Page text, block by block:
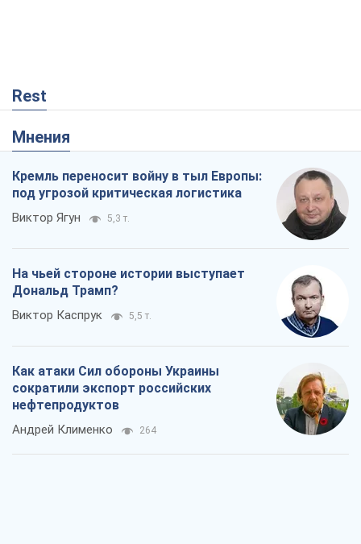
Rest
Мнения
Кремль переносит войну в тыл Европы:
под угрозой критическая логистика
Виктор Ягун 5,3 т.
На чьей стороне истории выступает
Дональд Трамп?
Виктор Каспрук 5,5 т.
Как атаки Сил обороны Украины
сократили экспорт российских
нефтепродуктов
Андрей Клименко 264